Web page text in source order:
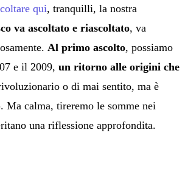
qui, tranquilli, la nostra
va ascoltato e riascoltato, va
Al primo ascolto, possiamo
e il 2009, un ritorno alle origini che
o di mai sentito, ma è
Ma calma, tireremo le somme nei
una riflessione approfondita.